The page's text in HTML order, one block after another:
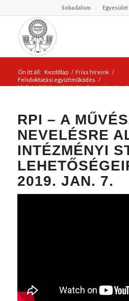
Sokadalom Egyesület
Ön itt áll: Kezdőlap / Friss híreink /
Felsőoktatási együttműködés /
VI. Szándék és valóság konferencia – Kun
RPI – A
NEVELÉSRE
INTÉZMÉNYI
2019. JAN. 7.